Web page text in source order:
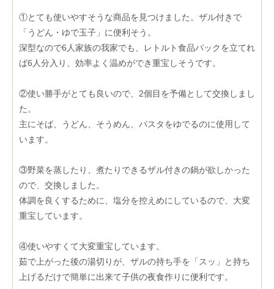
①とても使いやすそうな商品を見つけました。ザル付きで
「うどん・ゆで玉子」に便利そう。
深型なので6人家族の我家でも、レトルト食品パックを立てれ
ば6人分入り、効率よく温めができ重宝しそうです。
②使い勝手がとても良いので、2個目を予備として交換しまし
た。
主にそば、うどん、そうめん、パスタをゆでるのに使用して
います。
③野菜を蒸したり、煮たりできるザル付きの鍋が欲しかった
ので、交換しました。
体調を良くするために、塩分を控えめにしているので、大変
重宝しています。
④使いやすくて大変重宝しています。
茹で上がった後の湯切りが、ザルの持ち手を「スッ」と持ち
上げるだけで簡単に出来て子供の夜食作りに便利です。